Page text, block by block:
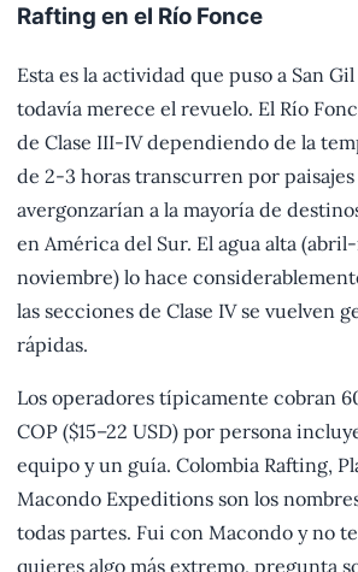
Rafting en el Río Fonce
Esta es la actividad que puso a San
todavía merece el revuelo. El Río
de Clase III-IV dependiendo de la
de 2-3 horas transcurren por paisajes
avergonzarían a la mayoría de
en América del Sur. El agua alta
noviembre) lo hace
las secciones de Clase IV se vuelven
rápidas.
Los operadores típicamente cobran
COP ($15–22 USD) por persona
equipo y un guía. Colombia Rafting,
Macondo Expeditions son los
todas partes. Fui con Macondo y no
quieres algo más extremo, pregunta